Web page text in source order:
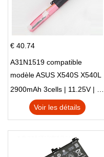
€ 40.74
A31N1519 compatible
modèle ASUS X540S X540L
X540LA-SI302 X540SA
X540S
2900mAh 3cells | 11.25V | Li-ion ...
Voir les détails